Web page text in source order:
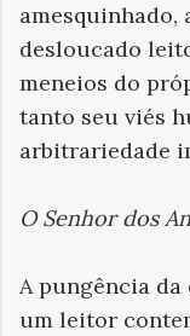
amesquinhado,
desloucado
meneios do
tanto seu viés
arbitrariedade
O Senhor dos
A pungência
um leitor